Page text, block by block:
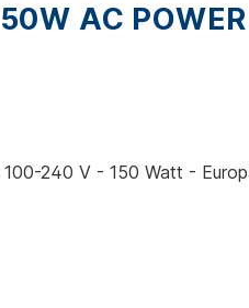
AC
240 V - 150 Watt -